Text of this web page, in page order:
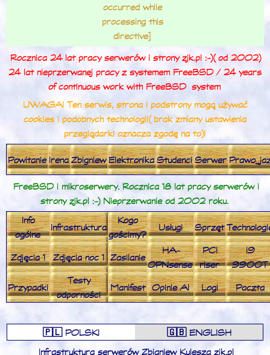
occurred while
processing this
directive]
Rocznica 24 lat pracy serwerów i strony zjk.pl :-) (od 2002)
24 lat nieprzerwanej pracy z systemem FreeBSD / 24 years
of continuous work with FreeBSD system
UWAGA! Ten serwis, strona i podstrony mogą używać
cookies i podobnych technologii (brak zmiany ustawienia
przeglądarki oznacza zgodę na to)!
Powitanie Irena Zbigniew Elektronika Studenci Serwer
FreeBSD i mikroserwery. Rocznica 18 lat pracy serwerów i
strony zjk.pl :-) Nieprzerwanie od 2002 roku.
Info
ogólne
Infrastruktura
Kogo
gościmy?
Usługi Sprzęt
Zdjęcia 1 Zdjęcia noc 1 Zasilanie
HA-
OPNsense
PCI
riser
i9
9900T
Przypadki
Testy
odporności
Manifest Opinie AI Logi Poczta
🇵🇱 POLSKI
🇬🇧 ENGLISH
Infrastruktura serwerów Zbigniew Kulesza zjk.pl